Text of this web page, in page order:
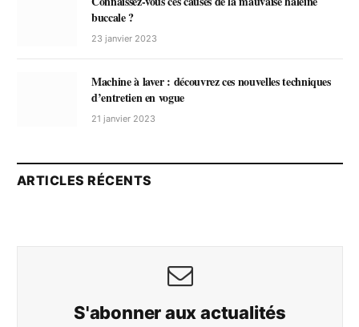
buccale ?
23 janvier 2023
Machine à laver : découvrez ces nouvelles techniques
d’entretien en vogue
21 janvier 2023
ARTICLES RÉCENTS
S'abonner aux actualités